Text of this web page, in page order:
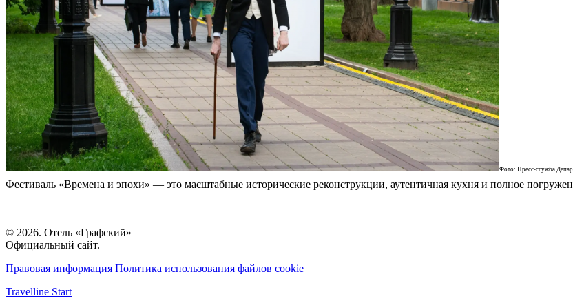
Фото: Пресс-служба
Фестиваль «Времена и эпохи» — это масштабные исторические реконструкции, аутентичная кухня и полное
© 2026. Отель «Графский»
Официальный сайт.
Правовая информация Политика использования файлов cookie
Travelline Start